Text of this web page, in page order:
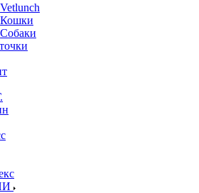
Vetlunch
Кошки
Собаки